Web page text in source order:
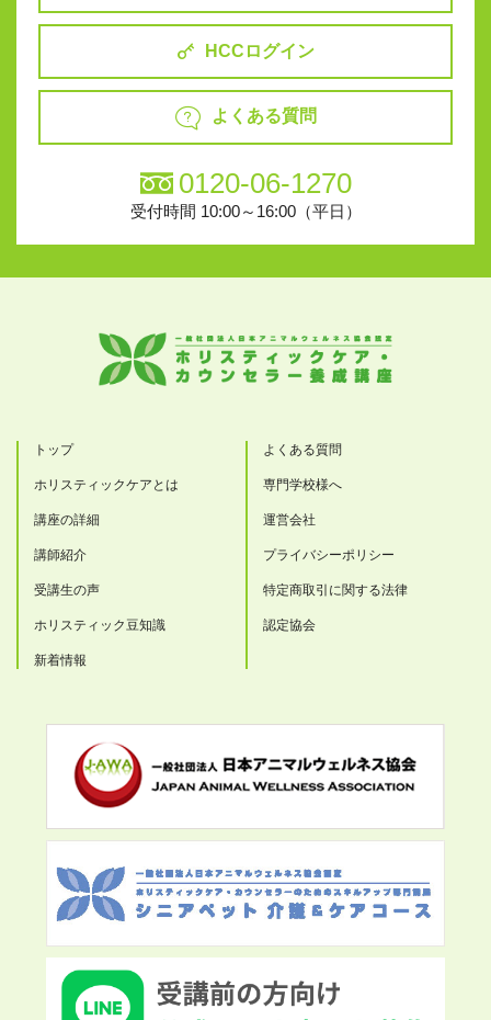
HCCログイン
よくある質問
0120-06-1270
受付時間 10:00～16:00（平日）
トップ
ホリスティックケアとは
講座の詳細
講師紹介
受講生の声
ホリスティック豆知識
新着情報
よくある質問
専門学校様へ
運営会社
プライバシーポリシー
特定商取引に関する法律
認定協会